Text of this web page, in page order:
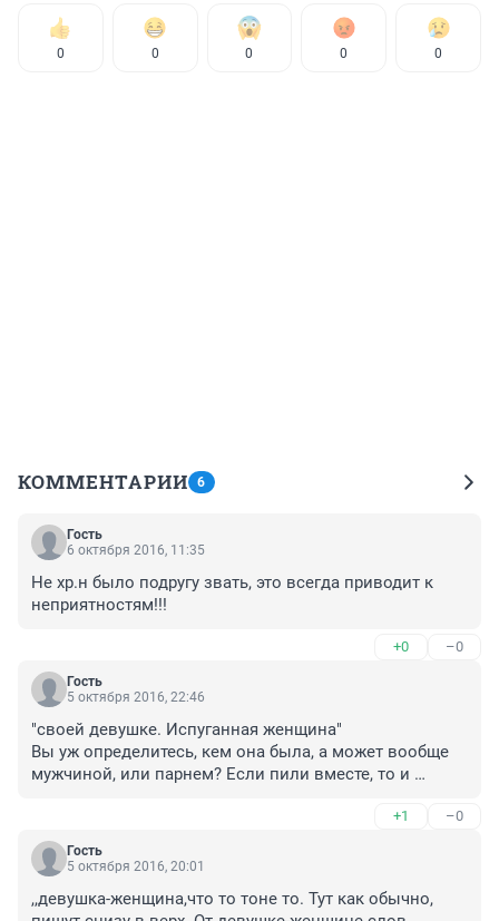
0 0 0 0 0
КОММЕНТАРИИ 6
Гость
6 октября 2016, 11:35
Не хр.н было подругу звать, это всегда приводит к
неприятностям!!!
+0 –0
Гость
5 октября 2016, 22:46
"своей девушке. Испуганная женщина"
Вы уж определитесь, кем она была, а может вообще
мужчиной, или парнем? Если пили вместе, то и
+1 –0
Гость
5 октября 2016, 20:01
,,девушка-женщина,что то тоне то. Тут как обычно,